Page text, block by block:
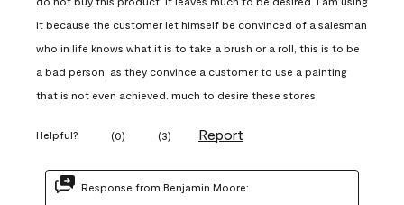
it because the customer let himself be convinced of a salesman
who in life knows what it is to take a brush or a roll, this is to be
a bad person, as they convince a customer to use a painting
that is not even achieved. much to desire these stores
Helpful? (0) (3) Report
Response from Benjamin Moore: